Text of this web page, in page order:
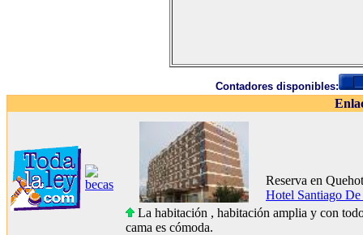
Contadores disponibles:
Reserva en
Hotel Santiago
La habitación , habitación amplia y con
cama es cómoda.